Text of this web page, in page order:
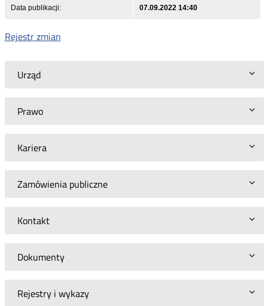
Urząd
Prawo
Kariera
Zamówienia publiczne
Kontakt
Dokumenty
Rejestry i wykazy
Data publikacji: 07.09.2022 14:40
Rejestr zmian